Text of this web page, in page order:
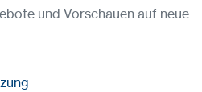
und Vorschauen auf neue